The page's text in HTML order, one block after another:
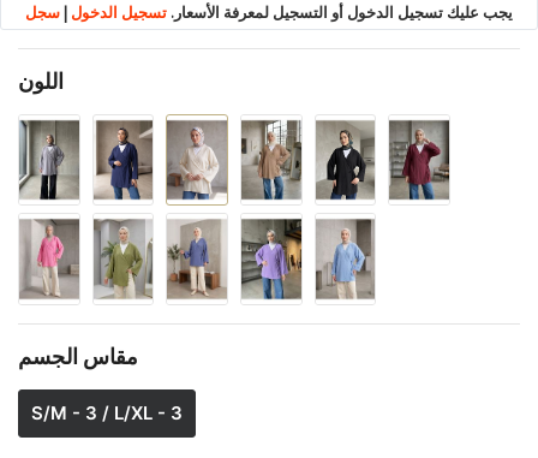
يجب عليك تسجيل الدخول أو التسجيل لمعرفة الأسعار. تسجيل الدخول | سجل
اللون
مقاس الجسم
S/M - 3 / L/XL - 3